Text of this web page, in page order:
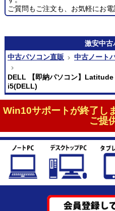
ご質問もご注文も、お気軽にお電
激安中古
中古パソコン直販
中古ノート
DELL 【即納パソコン】
i5(DELL)
Win10サポートが終了し
ご提